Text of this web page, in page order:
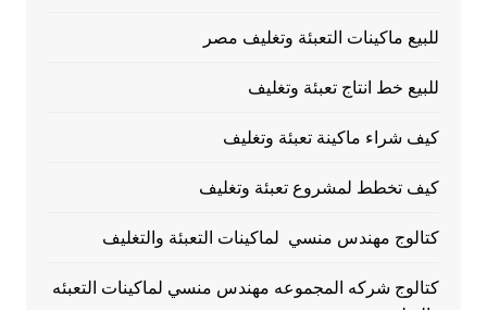
للبيع ماكينات التعبئة وتغليف مصر
للبيع خط انتاج تعبئة وتغليف
كيف شراء ماكينة تعبئة وتغليف
كيف تخطط لمشروع تعبئة وتغليف
كتالوج مهندس منسي لماكينات التعبئة والتغليف
كتالوج شركه المجموعه مهندس منسي لماكينات التعبئه